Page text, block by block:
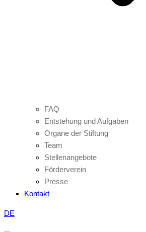
FAQ
Entstehung und Aufgaben
Organe der Stiftung
Team
Stellenangebote
Förderverein
Presse
Kontakt
DE